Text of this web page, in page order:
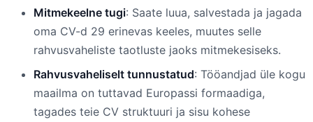
Mitmekeelne tugi: Saate luua, salvestada ja jagada
oma CV-d 29 erinevas keeles, muutes selle
rahvusvaheliste taotluste jaoks mitmekesiseks.
Rahvusvaheliselt tunnustatud: Tööandjad üle kogu
maailma on tuttavad Europassi formaadiga,
tagades teie CV struktuuri ja sisu kohese